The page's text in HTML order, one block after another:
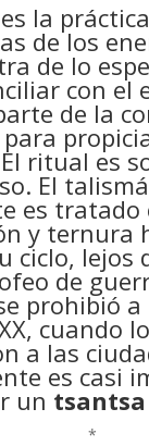
es la
de los
de lo
con el
de la
ritual es
El
es tratado
y ternura
ciclo, lejos
de
prohibió a
cuando
a las
es casi
un tsantsa
*